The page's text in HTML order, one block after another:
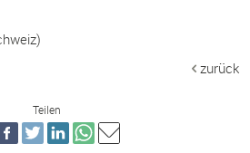
zurück
Teilen